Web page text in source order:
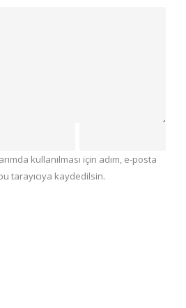
kullanılması için adım, e-posta
tarayıcıya kaydedilsin.